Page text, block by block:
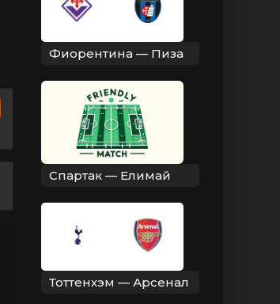
Фиорентина — Пиза
Спартак — Елимай
Тоттенхэм — Арсенал